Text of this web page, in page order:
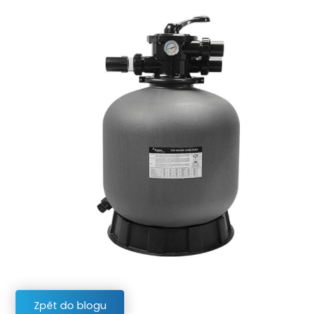
Zpět do blogu